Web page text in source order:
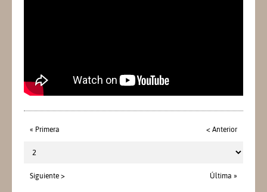
« Primera < Anterior
Siguiente > Última »